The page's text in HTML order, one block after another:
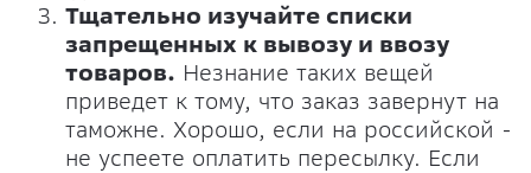
Тщательно изучайте списки
запрещенных к вывозу и ввозу
товаров. Незнание таких вещей
приведет к тому, что заказ завернут на
таможне. Хорошо, если на российской -
не успеете оплатить пересылку. Если